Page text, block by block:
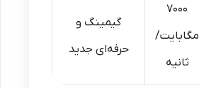
۷۰۰۰
مگابایت/
ثانیه
گیمینگ و
حرفه‌ای جدید